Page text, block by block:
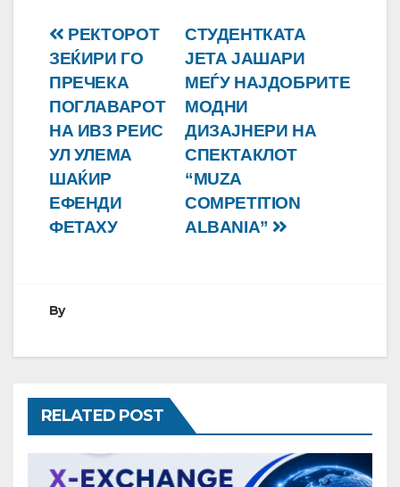
Навигација
на
напис
СТУДЕНТКАТА
ЈЕТА ЈАШАРИ
МЕЃУ НАЈДОБРИТЕ
МОДНИ
ДИЗАЈНЕРИ НА
СПЕКТАКЛОТ
“MUZA
COMPETITION
ALBANIA”
РЕКТОРОТ
ЗЕЌИРИ ГО
ПРЕЧЕКА
ПОГЛАВАРОТ
НА ИВЗ РЕИС
УЛ УЛЕМА
ШАЌИР
ЕФЕНДИ
ФЕТАХУ
By
RELATED POST